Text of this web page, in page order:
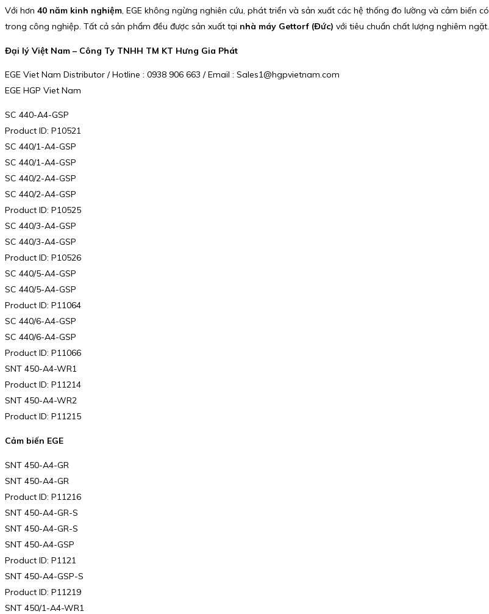
Với hơn 40 năm kinh nghiệm, EGE không ngừng nghiên cứu, phát triển và sản xuất các hệ thống đo lường và cảm biến có
trong công nghiệp. Tất cả sản phẩm đều được sản xuất tại nhà máy Gettorf (Đức) với tiêu chuẩn chất lượng nghiêm ngặt.
Đại lý Việt Nam – Công Ty TNHH TM KT Hưng Gia Phát
EGE Viet Nam Distributor / Hotline : 0938 906 663 / Email : Sales1@hgpvietnam.com
EGE HGP Viet Nam
SC 440-A4-GSP
Product ID: P10521
SC 440/1-A4-GSP
SC 440/1-A4-GSP
SC 440/2-A4-GSP
SC 440/2-A4-GSP
Product ID: P10525
SC 440/3-A4-GSP
SC 440/3-A4-GSP
Product ID: P10526
SC 440/5-A4-GSP
SC 440/5-A4-GSP
Product ID: P11064
SC 440/6-A4-GSP
SC 440/6-A4-GSP
Product ID: P11066
SNT 450-A4-WR1
Product ID: P11214
SNT 450-A4-WR2
Product ID: P11215
Cảm biến EGE
SNT 450-A4-GR
SNT 450-A4-GR
Product ID: P11216
SNT 450-A4-GR-S
SNT 450-A4-GR-S
SNT 450-A4-GSP
Product ID: P1121
SNT 450-A4-GSP-S
Product ID: P11219
SNT 450/1-A4-WR1